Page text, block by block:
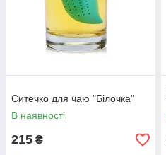
Ситечко для чаю "Білочка"
В наявності
215 ₴